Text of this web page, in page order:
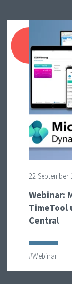
22 September
Webinar:
TimeTool
Central
#Webinar